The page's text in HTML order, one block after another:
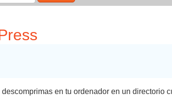
en tu ordenador en un directorio